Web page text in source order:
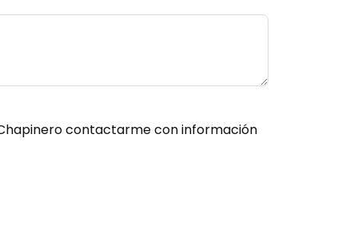
contactarme con información